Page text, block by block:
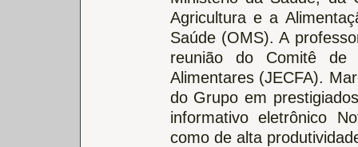
Agricultura e a
Saúde (OMS). A
reunião do Comitê de
Alimentares (JECFA).
do Grupo em
informativo eletrônico
como de alta